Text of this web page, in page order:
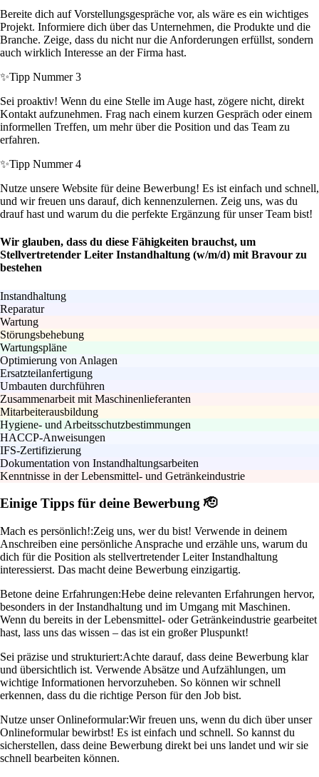
Bereite dich auf Vorstellungsgespräche vor, als wäre es ein wichtiges
Projekt. Informiere dich über das Unternehmen, die Produkte und die
Branche. Zeige, dass du nicht nur die Anforderungen erfüllst, sondern
auch wirklich Interesse an der Firma hast.
✨Tipp Nummer 3
Sei proaktiv! Wenn du eine Stelle im Auge hast, zögere nicht, direkt
Kontakt aufzunehmen. Frag nach einem kurzen Gespräch oder einem
informellen Treffen, um mehr über die Position und das Team zu
erfahren.
✨Tipp Nummer 4
Nutze unsere Website für deine Bewerbung! Es ist einfach und schnell,
und wir freuen uns darauf, dich kennenzulernen. Zeig uns, was du
drauf hast und warum du die perfekte Ergänzung für unser Team bist!
Wir glauben, dass du diese Fähigkeiten brauchst, um
Stellvertretender Leiter Instandhaltung (w/m/d) mit Bravour zu
bestehen
Instandhaltung
Reparatur
Wartung
Störungsbehebung
Wartungspläne
Optimierung von Anlagen
Ersatzteilanfertigung
Umbauten durchführen
Zusammenarbeit mit Maschinenlieferanten
Mitarbeiterausbildung
Hygiene- und Arbeitsschutzbestimmungen
HACCP-Anweisungen
IFS-Zertifizierung
Dokumentation von Instandhaltungsarbeiten
Kenntnisse in der Lebensmittel- und Getränkeindustrie
Einige Tipps für deine Bewerbung 🫡
Mach es persönlich!:Zeig uns, wer du bist! Verwende in deinem
Anschreiben eine persönliche Ansprache und erzähle uns, warum du
dich für die Position als stellvertretender Leiter Instandhaltung
interessierst. Das macht deine Bewerbung einzigartig.
Betone deine Erfahrungen:Hebe deine relevanten Erfahrungen hervor,
besonders in der Instandhaltung und im Umgang mit Maschinen.
Wenn du bereits in der Lebensmittel- oder Getränkeindustrie gearbeitet
hast, lass uns das wissen – das ist ein großer Pluspunkt!
Sei präzise und strukturiert:Achte darauf, dass deine Bewerbung klar
und übersichtlich ist. Verwende Absätze und Aufzählungen, um
wichtige Informationen hervorzuheben. So können wir schnell
erkennen, dass du die richtige Person für den Job bist.
Nutze unser Onlineformular:Wir freuen uns, wenn du dich über unser
Onlineformular bewirbst! Es ist einfach und schnell. So kannst du
sicherstellen, dass deine Bewerbung direkt bei uns landet und wir sie
schnell bearbeiten können.